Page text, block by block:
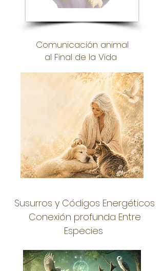
Comunicación animal
al Final de la Vida
Susurros y Códigos Energéticos
Conexión profunda Entre
Especies